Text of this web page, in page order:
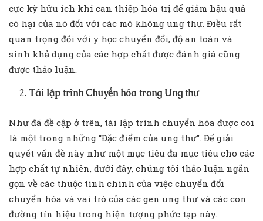
cực kỳ hữu ích khi can thiệp hóa trị để giảm hậu quả
có hại của nó đối với các mô không ung thư. Điều rất
quan trọng đối với y học chuyển đổi, độ an toàn và
sinh khả dụng của các hợp chất được đánh giá cũng
được thảo luận.
Tái lập trình Chuyển hóa trong Ung thư
Như đã đề cập ở trên, tái lập trình chuyển hóa được coi
là một trong những “Đặc điểm của ung thư”. Để giải
quyết vấn đề này như một mục tiêu đa mục tiêu cho các
hợp chất tự nhiên, dưới đây, chúng tôi thảo luận ngắn
gọn về các thuộc tính chính của việc chuyển đổi
chuyển hóa và vai trò của các gen ung thư và các con
đường tín hiệu trong hiện tượng phức tạp này.